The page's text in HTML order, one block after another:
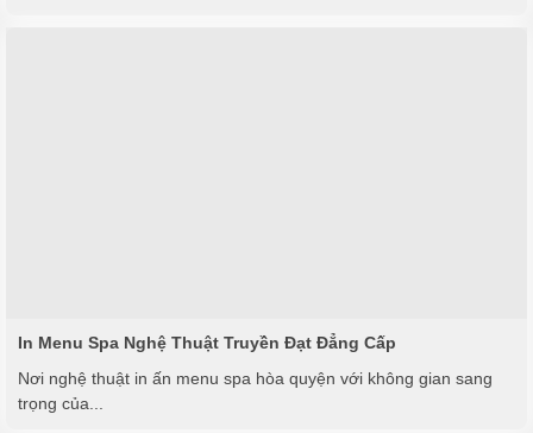
In Menu Spa Nghệ Thuật Truyền Đạt Đẳng Cấp
Nơi nghệ thuật in ấn menu spa hòa quyện với không gian sang
trọng của...